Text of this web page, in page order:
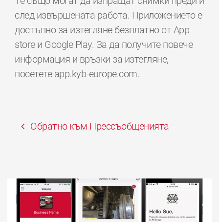
след извършената работа. Приложението е
достъпно за изтегляне безплатно от App
store и Google Play. За да получите повече
информация и връзки за изтегляне,
посетете app.kyb-europe.com.
Обратно към Прессъобщенията